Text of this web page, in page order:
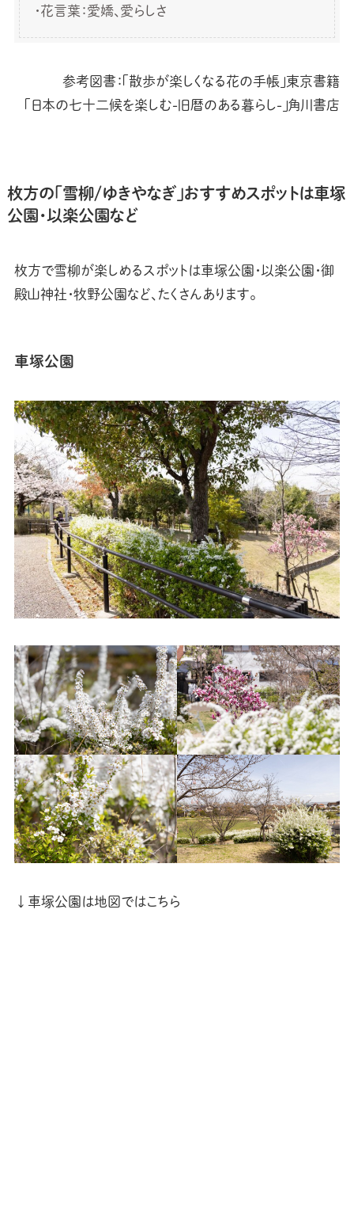
・花言葉：愛嬌、愛らしさ
参考図書：「散歩が楽しくなる花の手帳」東京書籍
「日本の七十二候を楽しむ-旧暦のある暮らし-」角川書店
枚方の「雪柳/ゆきやなぎ」おすすめスポットは車塚
公園・以楽公園など
枚方で雪柳が楽しめるスポットは車塚公園・以楽公園・御
殿山神社・牧野公園など、たくさんあります。
車塚公園
↓車塚公園は地図ではこちら